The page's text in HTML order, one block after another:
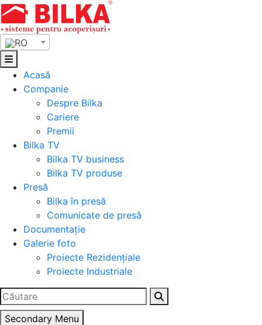
Skip
to
content
RO
Acasă
Companie
Despre Bilka
Cariere
Premii
Bilka TV
Bilka TV business
Bilka TV produse
Presă
Bilka în presă
Comunicate de presă
Documentație
Galerie foto
Proiecte Rezidențiale
Proiecte Industriale
Caută
după:
Secondary Menu